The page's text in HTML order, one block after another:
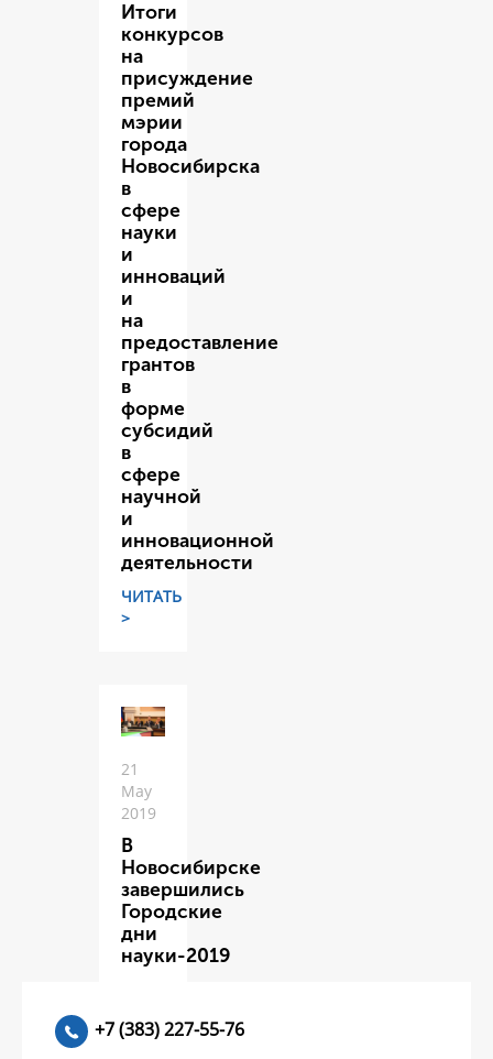
Итоги
конкурсов
на
присуждение
премий
мэрии
города
Новосибирска
в
сфере
науки
и
инноваций
и
на
предоставление
грантов
в
форме
субсидий
в
сфере
научной
и
инновационной
деятельности
ЧИТАТЬ
>
21
May
2019
В
Новосибирске
завершились
Городские
дни
науки-2019
+7 (383) 227-55-76